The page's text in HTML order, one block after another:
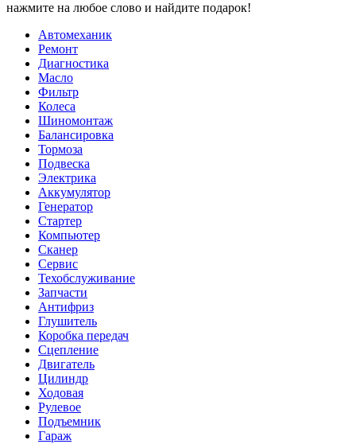
нажмите на любое слово и найдите подарок!
Автомеханик
Ремонт
Диагностика
Масло
Фильтр
Колеса
Шиномонтаж
Балансировка
Тормоза
Подвеска
Электрика
Аккумулятор
Генератор
Стартер
Компьютер
Сканер
Сервис
Техобслуживание
Запчасти
Антифриз
Глушитель
Коробка передач
Сцепление
Двигатель
Цилиндр
Ходовая
Рулевое
Подъемник
Гараж